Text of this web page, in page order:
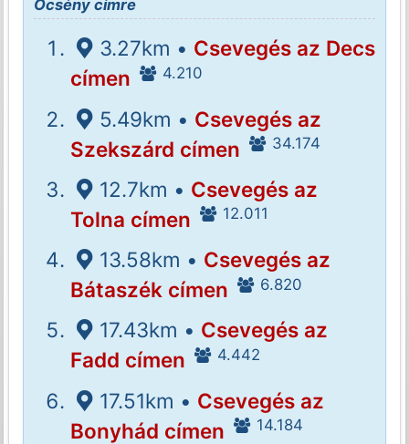
Őcsény címre
3.27km • Csevegés az Decs
címen
4.210
5.49km • Csevegés az
Szekszárd címen
34.174
12.7km • Csevegés az
Tolna címen
12.011
13.58km • Csevegés az
Bátaszék címen
6.820
17.43km • Csevegés az
Fadd címen
4.442
17.51km • Csevegés az
Bonyhád címen
14.184